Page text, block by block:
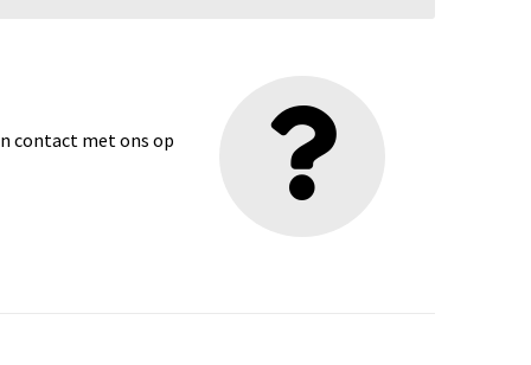
contact met ons op